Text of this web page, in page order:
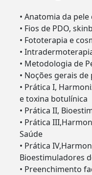
• Anatomia da
• Fios de PDO,
• Fototerapia e
•
• Metodologia de
• Noções gerais de
• Prática I,
e toxina botulínica
• Prática II,
• Prática
Saúde
• Prática
Bioestimuladores
• Preenchimento